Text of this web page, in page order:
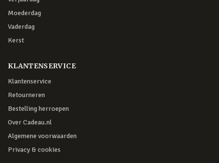
Moederdag
Vaderdag
Kerst
KLANTENSERVICE
Klantenservice
Retourneren
Bestelling herroepen
Over Cadeau.nl
Algemene voorwaarden
Privacy & cookies